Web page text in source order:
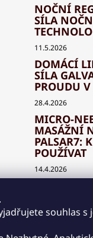
souhlas s
NOČNÍ
SÍLA
11.5.2026
DOMÁCÍ
SÍLA
PROUDU V
28.4.2026
MICRO-
MASÁŽNÍ
PALSAR7:
POUŽÍVAT
14.4.2026
BEAUTY